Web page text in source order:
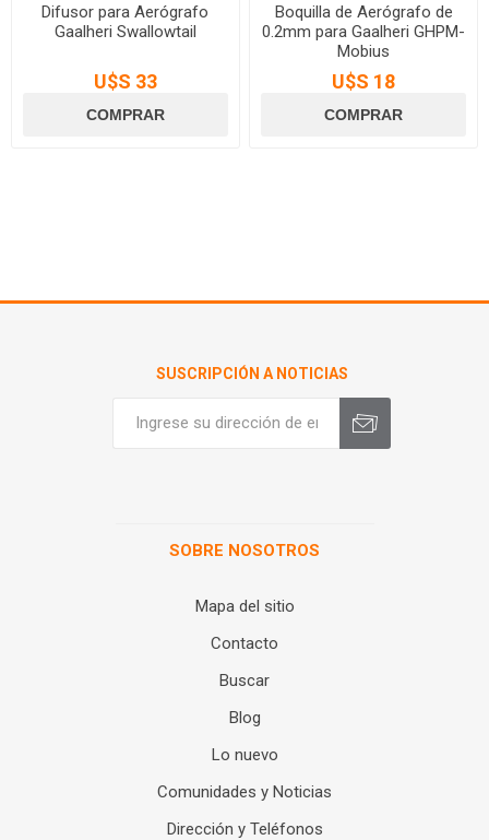
Difusor para Aerógrafo
Gaalheri Swallowtail
U$S 33
Boquilla de Aerógrafo de
0.2mm para Gaalheri GHPM-
Mobius
U$S 18
SUSCRIPCIÓN A NOTICIAS
SOBRE NOSOTROS
Mapa del sitio
Contacto
Buscar
Blog
Lo nuevo
Comunidades y Noticias
Dirección y Teléfonos